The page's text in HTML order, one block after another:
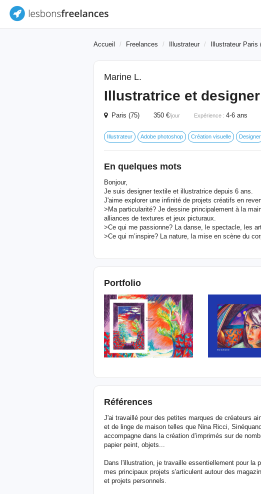
Accueil Freelances Illustrateur Illustrateur Paris
Marine L.
Illustratrice et
Paris (75) 350 €/jour Expérience : 4-6 ans
Illustrateur Adobe photoshop Création visuelle Designer
En quelques mots
Bonjour,
Je suis designer textile et illustratrice depuis 6 ans.
J'aime explorer une infinité de projets créatifs en
>Ma particularité? Je dessine principalement à la
alliances de textures et jeux picturaux.
>Ce qui me passionne? La danse, le spectacle, les
>Ce qui m’inspire? La nature, la mise en scène du
Portfolio
Références
J'ai travaillé pour des petites marques de créateurs
et de linge de maison telles que Nina Ricci,
accompagne dans la création d’imprimés sur de
papier peint, objets...
Dans l'illustration, je travaille essentiellement pour la
mes principaux projets s'articulent autour des
et projets personnels.